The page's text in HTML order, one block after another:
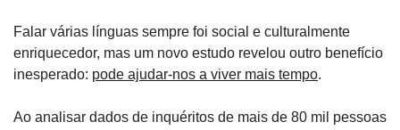
Falar várias línguas sempre foi social e culturalmente
enriquecedor, mas um novo estudo revelou outro benefício
inesperado: pode ajudar-nos a viver mais tempo.
Ao analisar dados de inquéritos de mais de 80 mil pessoas